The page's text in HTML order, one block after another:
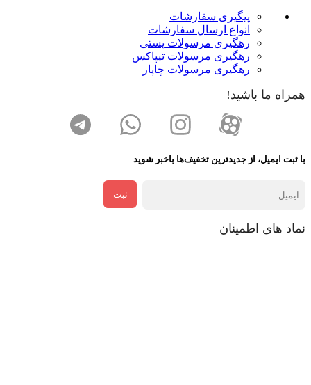
پیگیری سفارشات
انواع ارسال سفارشات
رهگیری مرسولات پستی
رهگیری مرسولات تیپاکس
رهگیری مرسولات چاپار
همراه ما باشید!
با ثبت ایمیل، از جدید‌ترین تخفیف‌ها با‌خبر شوید
ثبت
نماد های اطمینان